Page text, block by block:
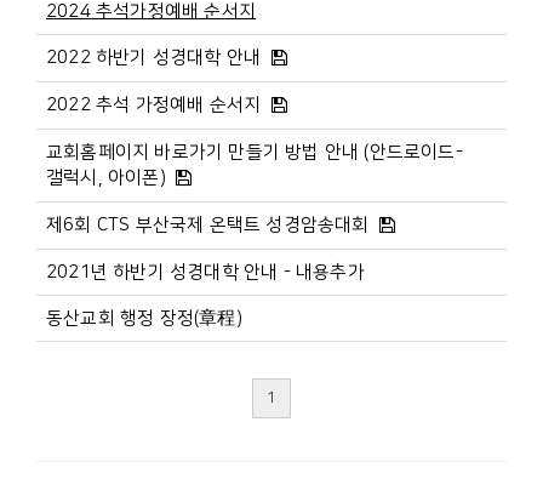
2024 추석가정예배 순서지
2022 하반기 성경대학 안내
2022 추석 가정예배 순서지
교회홈페이지 바로가기 만들기 방법 안내 (안드로이드-
갤럭시, 아이폰)
제6회 CTS 부산국제 온택트 성경암송대회
2021년 하반기 성경대학 안내 - 내용추가
동산교회 행정 장정(章程)
1